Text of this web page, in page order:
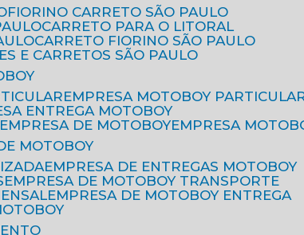
FIORINO CARRETO SÃO PAULO
CARRETO PARA O LITORAL
CARRETO FIORINO SÃO PAULO
E CARRETOS SÃO PAULO
EMPRESA MOTOBOY
ENTREGA MOTOBOY
EMPRESA DE MOTOBOY
EMPRESA
MOTOBOY
EMPRESA DE ENTREGAS MOTOBOY
EMPRESA DE MOTOBOY TRANSPORTE
EMPRESA DE MOTOBOY ENTREGA